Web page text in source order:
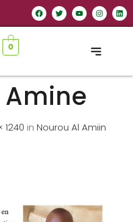
0
Amine
1240 in Nourou Al Amiin